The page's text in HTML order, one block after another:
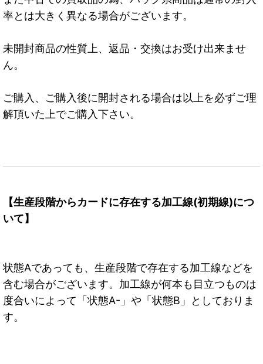
率とは大きく異なる場合がございます。
未開封商品の性質上、返品・交換はお受け出来ませ
ん。
ご購入、ご購入後に開封される場合は以上を必ずご理
解頂いた上でご購入下さい。
【生産段階からカードに存在する加工線(初期線)につ
いて】
状態Aであっても、生産段階で存在する加工線などを
含む場合がございます。加工線が何本も目立つものは
度合いによって「状態A-」や「状態B」としておりま
す。